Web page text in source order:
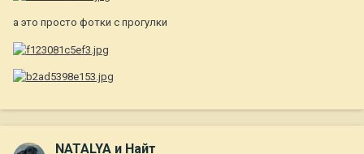
а это просто фотки с прогулки
NATALYA и Найт